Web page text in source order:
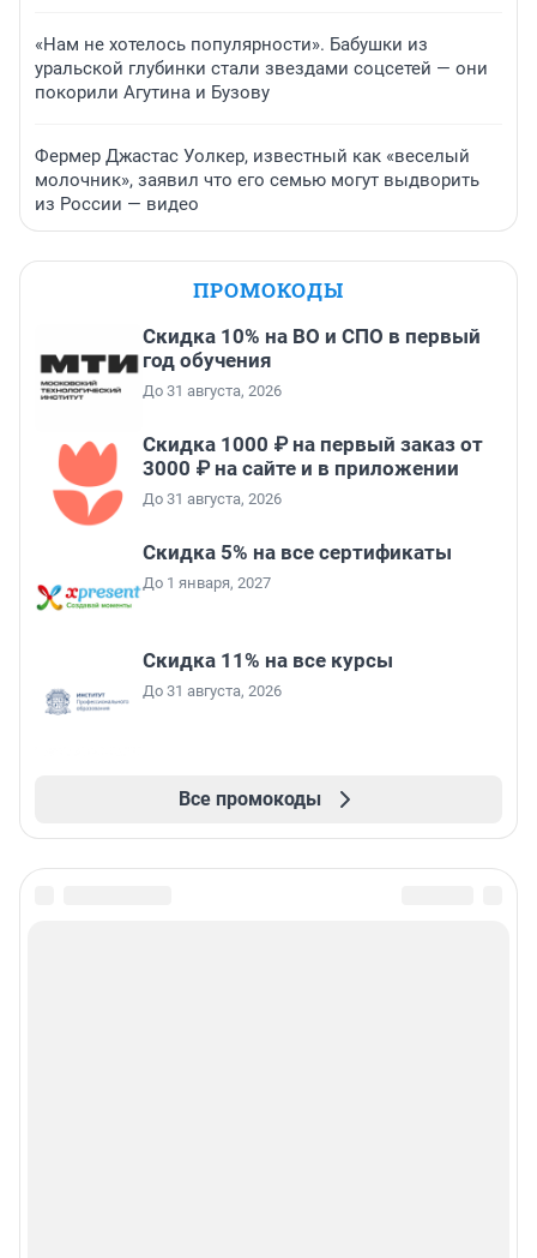
«Нам не хотелось популярности». Бабушки из
уральской глубинки стали звездами соцсетей — они
покорили Агутина и Бузову
Фермер Джастас Уолкер, известный как «веселый
молочник», заявил что его семью могут выдворить
из России — видео
ПРОМОКОДЫ
Скидка 10% на ВО и СПО в первый
год обучения
До 31 августа, 2026
Скидка 1000 ₽ на первый заказ от
3000 ₽ на сайте и в приложении
До 31 августа, 2026
Скидка 5% на все сертификаты
До 1 января, 2027
Скидка 11% на все курсы
До 31 августа, 2026
Все промокоды